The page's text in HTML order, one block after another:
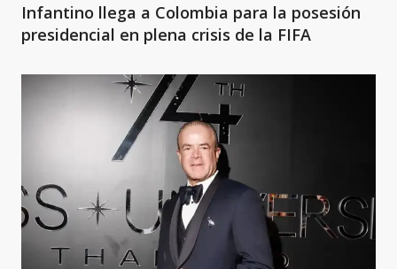
Infantino llega a Colombia para la posesión
presidencial en plena crisis de la FIFA